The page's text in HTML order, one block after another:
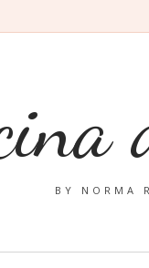
BY NORMA